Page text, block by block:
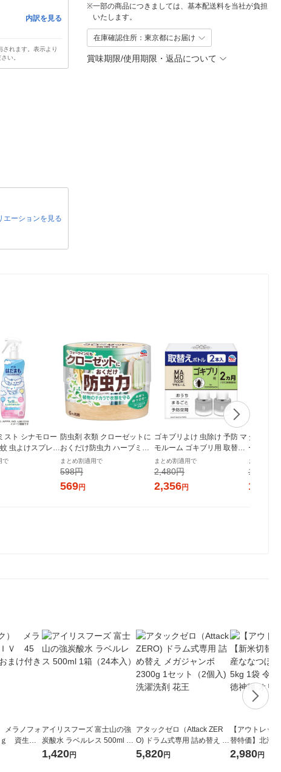
内訳を見る
れます。表示より
い。
エーションを見る
※一部の商品につきましては、基本配送料を当社が負担
いたします。
在庫確認住所：東京都にお届け
賞味期限/使用期限・返品について
スト シナモロー
虫よけスプレー
薬
で
防虫剤 衣類 クローゼットに
おくだけ防虫力 ハーブミン
トの香り 1個 アース製薬
まとめ割適用で
598円
569円
ゴキブリよけ 虫除け 予防 マ
モルーム ゴキブリ用 取替え
ボトル 2ヵ月用 2本入 1個 空
間用 虫よけ 忌避 対策 室内
アース製薬
まとめ割適用で
2,480円
2,356円
ダニよけ
ーム ダ
無香料
け 忌避 対策
まとめ割適
1,628円
1,547
メラノフォ
資生
アイリスフーズ 富士山の強
炭酸水 ラベルレス 500ml 1
箱（24本入）
1,420円
アタックゼロ（Attack ZER
O) ドラム式専用 詰め替え メ
ガジャンボ 2300g 1セット
5,820円
【アウトレッ
替特価】北海
し 無洗米 5kg
2,980円